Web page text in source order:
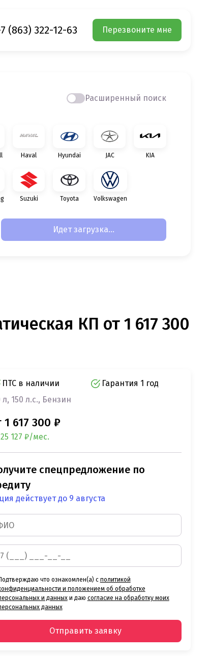
(863) 322-12-63 Перезвоните мне
Расширенный поиск
Haval Hyundai JAC KIA
Suzuki Toyota Volkswagen
Идет загрузка...
КП от 1 617 300
ПТС в наличии
Гарантия 1 год
л, 150 л.с., Бензин
1 617 300 ₽
127 ₽/мес.
спецпредложение по
действует до 9 августа
что ознакомлен(а) с политикой
и положением об обработке
и данныхи даю согласие на обработку моих
данных
Отправить заявку